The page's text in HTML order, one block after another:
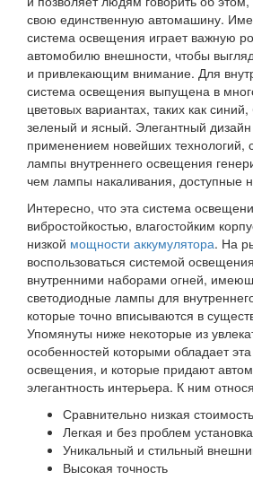
свою единственную автомашину.
система освещения играет важную
автомобилю внешности, чтобы
и привлекающим внимание. Для
система освещения выпущена в
цветовых вариантах, таких как
зеленый и ясный. Элегантный дизайн
применением новейших технологий,
лампы внутреннего освещения
чем лампы накаливания, доступные
Интересно, что эта система
вибростойкостью, влагостойким
низкой мощности аккумулятора. На
воспользоваться системой
внутренними наборами огней,
светодиодные лампы для
которые точно вписываются в
Упомянуты ниже некоторые из
особенностей которыми обладает
освещения, и которые придают
элегантность интерьера. К ним
Сравнительно низкая стоимость
Легкая и без проблем установка
Уникальный и стильный
Высокая точность